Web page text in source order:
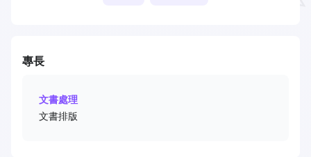
專長
文書處理
文書排版